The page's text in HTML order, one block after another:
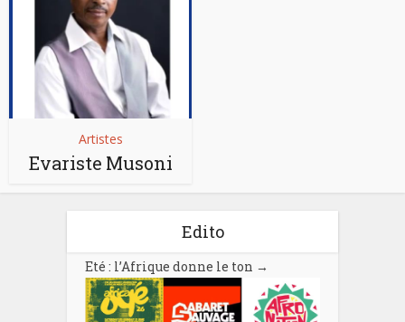
Artistes
Evariste Musoni
Edito
Eté : l’Afrique donne le ton →